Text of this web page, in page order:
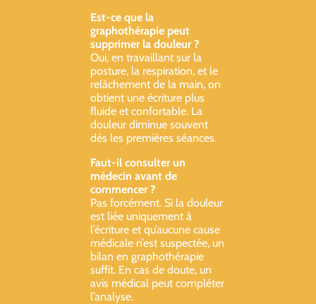
Est-ce que la
graphothérapie peut
supprimer la douleur ?
Oui, en travaillant sur la
posture, la respiration, et le
relâchement de la main, on
obtient une écriture plus
fluide et confortable. La
douleur diminue souvent
dès les premières séances.
Faut-il consulter un
médecin avant de
commencer ?
Pas forcément. Si la douleur
est liée uniquement à
l’écriture et qu’aucune cause
médicale n’est suspectée, un
bilan en graphothérapie
suffit. En cas de doute, un
avis médical peut compléter
l’analyse.